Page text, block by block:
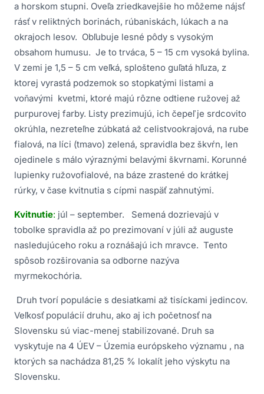
a horskom stupni. Oveľa zriedkavejšie ho môžeme nájsť
rásť v reliktných borinách, rúbaniskách, lúkach a na
okrajoch lesov. Obľubuje lesné pôdy s vysokým
obsahom humusu. Je to trváca, 5 – 15 cm vysoká bylina.
V zemi je 1,5 – 5 cm veľká, splošteno guľatá hľuza, z
ktorej vyrastá podzemok so stopkatými listami a
voňavými kvetmi, ktoré majú rôzne odtiene ružovej až
purpurovej farby. Listy prezimujú, ich čepeľ je srdcovito
okrúhla, nezreteľne zúbkatá až celistvookrajová, na rube
fialová, na líci (tmavo) zelená, spravidla bez škvŕn, len
ojedinele s málo výraznými belavými škvrnami. Korunné
lupienky ružovofialové, na báze zrastené do krátkej
rúrky, v čase kvitnutia s cípmi naspäť zahnutými.
Kvitnutie: júl – september. Semená dozrievajú v
tobolke spravidla až po prezimovaní v júli až auguste
nasledujúceho roku a roznášajú ich mravce. Tento
spôsob rozširovania sa odborne nazýva
myrmekochória.
Druh tvorí populácie s desiatkami až tisíckami jedincov.
Veľkosť populácií druhu, ako aj ich početnosť na
Slovensku sú viac-menej stabilizované. Druh sa
vyskytuje na 4 ÚEV – Územia európskeho významu , na
ktorých sa nachádza 81,25 % lokalít jeho výskytu na
Slovensku.